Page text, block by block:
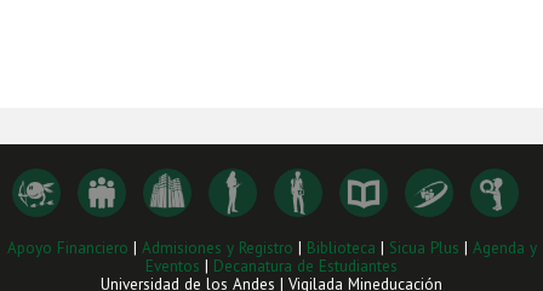
Apoyo Financiero | Admisiones y Registro | Biblioteca | Sicua Plus | Agenda y
Eventos | Decanatura de Estudiantes
Universidad de los Andes | Vigilada Mineducación